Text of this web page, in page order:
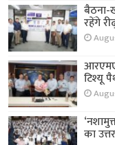
बैठना-
रहेंगे
टिश्यू
का